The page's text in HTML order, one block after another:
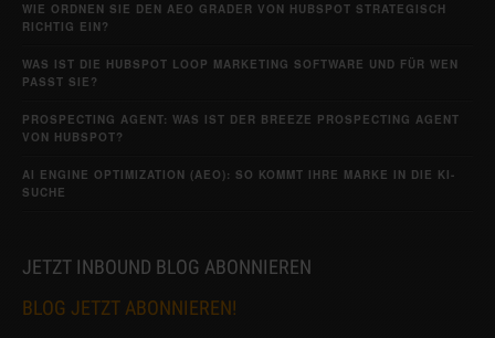
WIE ORDNEN SIE DEN AEO GRADER VON HUBSPOT STRATEGISCH
RICHTIG EIN?
WAS IST DIE HUBSPOT LOOP MARKETING SOFTWARE UND FÜR WEN
PASST SIE?
PROSPECTING AGENT: WAS IST DER BREEZE PROSPECTING AGENT
VON HUBSPOT?
AI ENGINE OPTIMIZATION (AEO): SO KOMMT IHRE MARKE IN DIE KI-
SUCHE
JETZT INBOUND BLOG ABONNIEREN
BLOG JETZT ABONNIEREN!